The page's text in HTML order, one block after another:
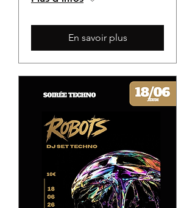
En savoir plus